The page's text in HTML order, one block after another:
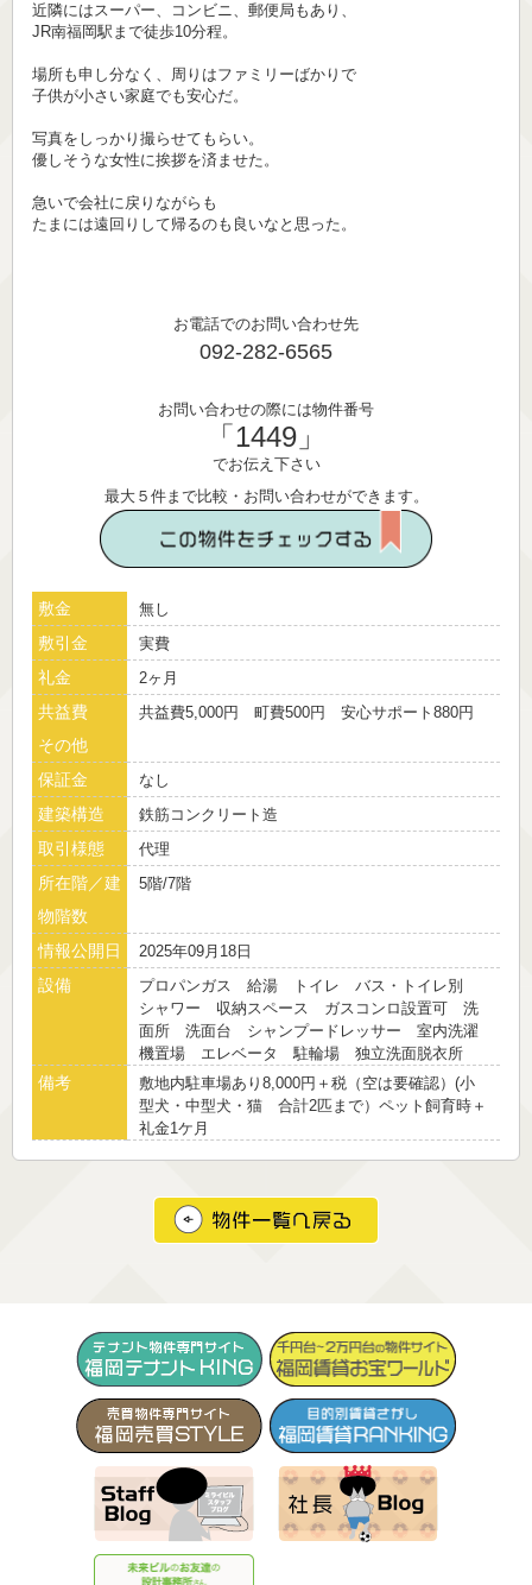
近隣にはスーパー、コンビニ、郵便局もあり、
JR南福岡駅まで徒歩10分程。
場所も申し分なく、周りはファミリーばかりで
子供が小さい家庭でも安心だ。
写真をしっかり撮らせてもらい。
優しそうな女性に挨拶を済ませた。
急いで会社に戻りながらも
たまには遠回りして帰るのも良いなと思った。
お電話でのお問い合わせ先
092-282-6565
お問い合わせの際には物件番号
「1449」
でお伝え下さい
最大５件まで比較・お問い合わせができます。
敷金 無し
敷引金 実費
礼金 2ヶ月
共益費
その他
共益費5,000円 町費500円 安心サポート880円
保証金 なし
建築構造 鉄筋コンクリート造
取引様態 代理
所在階／建
物階数
5階/7階
情報公開日 2025年09月18日
設備
プロパンガス 給湯 トイレ バス・トイレ別
シャワー 収納スペース ガスコンロ設置可 洗
面所 洗面台 シャンプードレッサー 室内洗濯
機置場 エレベータ 駐輪場 独立洗面脱衣所
備考
敷地内駐車場あり8,000円＋税（空は要確認）(小
型犬・中型犬・猫 合計2匹まで）ペット飼育時＋
礼金1ケ月